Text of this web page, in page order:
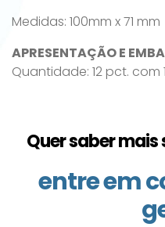
Medidas: 100mm x 71 mm
APRESENTAÇÃO E
Quantidade: 12 pct. com
Quer saber
entre em